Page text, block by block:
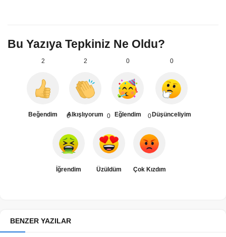
Bu Yazıya Tepkiniz Ne Oldu?
2
Beğendim
2
Alkışlıyorum
0
Eğlendim
0
Düşünceliyim
0
İğrendim
0
Üzüldüm
0
Çok Kızdım
BENZER YAZILAR